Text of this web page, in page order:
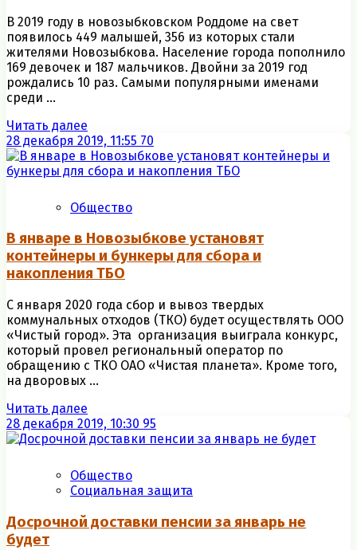
В 2019 году в новозыбковском Роддоме на свет
появилось 449 малышей, 356 из которых стали
жителями Новозыбкова. Население города пополнило
169 девочек и 187 мальчиков. Двойни за 2019 год
рождались 10 раз. Самыми популярными именами
среди ...
Читать далее
28 декабря 2019, 11:55 70
Общество
В январе в Новозыбкове установят
контейнеры и бункеры для сбора и
накопления ТБО
С января 2020 года сбор и вывоз твердых
коммунальных отходов (ТКО) будет осуществлять ООО
«Чистый город». Эта организация выиграла конкурс,
который провел региональный оператор по
обращению с ТКО ОАО «Чистая планета». Кроме того,
на дворовых ...
Читать далее
28 декабря 2019, 10:30 95
Общество
Социальная защита
Досрочной доставки пенсии за январь не
будет